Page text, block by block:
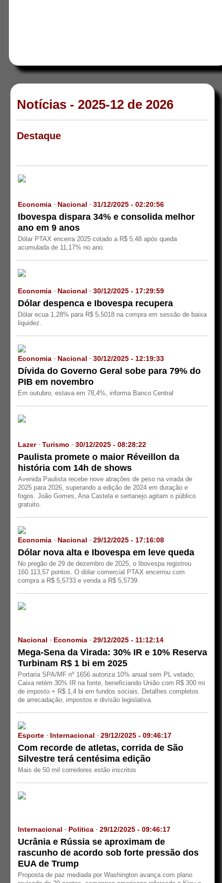
Notícias - 2025-12 de 2026
Destaque
Economia- Nacional-31/12/2025 - 02:20:56
Ibovespa dispara 34% e consolida melhor
ano em 9 anos
Dólar PTAX encerra 2025 cotado a R$ 5,48 após queda
acumulada de 11,17% no ano.
Economia- Nacional-30/12/2025 - 17:29:59
Dólar despenca e Ibovespa recupera
Dólar ecua 1,28% para R$ 5,5018 na compra em sessão de baixa
liquidez.
Economia- Nacional-30/12/2025 - 12:19:33
Dívida do Governo Geral sobe para 79% do
PIB em novembro
Em outubro, estava em 78,4%, informa Banco Central
Lazer-Turismo-30/12/2025 - 08:28:22
Paulista promete o maior Réveillon da
história com 14h de shows
Avenida Paulista recebe nove atrações de peso na virada de
2025 para 2026, superando a edição de 2024 em duração e
fogos. João Gomes, Ana Castela e sertanejo agitam o público
gratuito.
Economia- Nacional-29/12/2025 - 17:16:08
Dólar nova alta e Ibovespa em leve queda
No pregão de 29 de dezembro de 2025, o Ibovespa registrou
160.113,57 pontos. O dólar comercial PTAX encerrou com
compra a R$ 5,5733 e venda a R$ 5,5739.
Nacional- Economia-29/12/2025 - 11:12:14
Mega-Sena da Virada: 30% IR e 10% Reserva
Turbinam R$ 1 bi em 2025
Portaria SPA/MF nº 1656 autoriza 10% anual sem PL vetado;
Caixa retém 30% IR na fonte, beneficiando União com R$ 300 mi
de imposto + R$ 1,4 bi em fundos sociais. Detalhes completos
de arrecadação, impostos e divisão legislativa.
Esporte- Internacional-29/12/2025 - 09:46:17
Com recorde de atletas, corrida de São
Silvestre terá centésima edição
Mais de 50 mil corredores estão inscritos
Internacional- Politica-29/12/2025 - 09:46:17
Ucrânia e Rússia se aproximam de
rascunho de acordo sob forte pressão dos
EUA de Trump
Proposta de paz mediada por Washington avança com plano